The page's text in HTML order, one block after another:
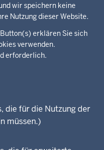
wir speichern keine
Nutzung dieser Website.
erklären Sie sich
verwenden.
erforderlich.
die für die Nutzung der
müssen.)